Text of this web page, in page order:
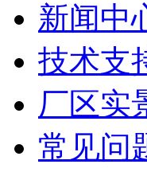
新闻中
技术支
厂区实
常见问